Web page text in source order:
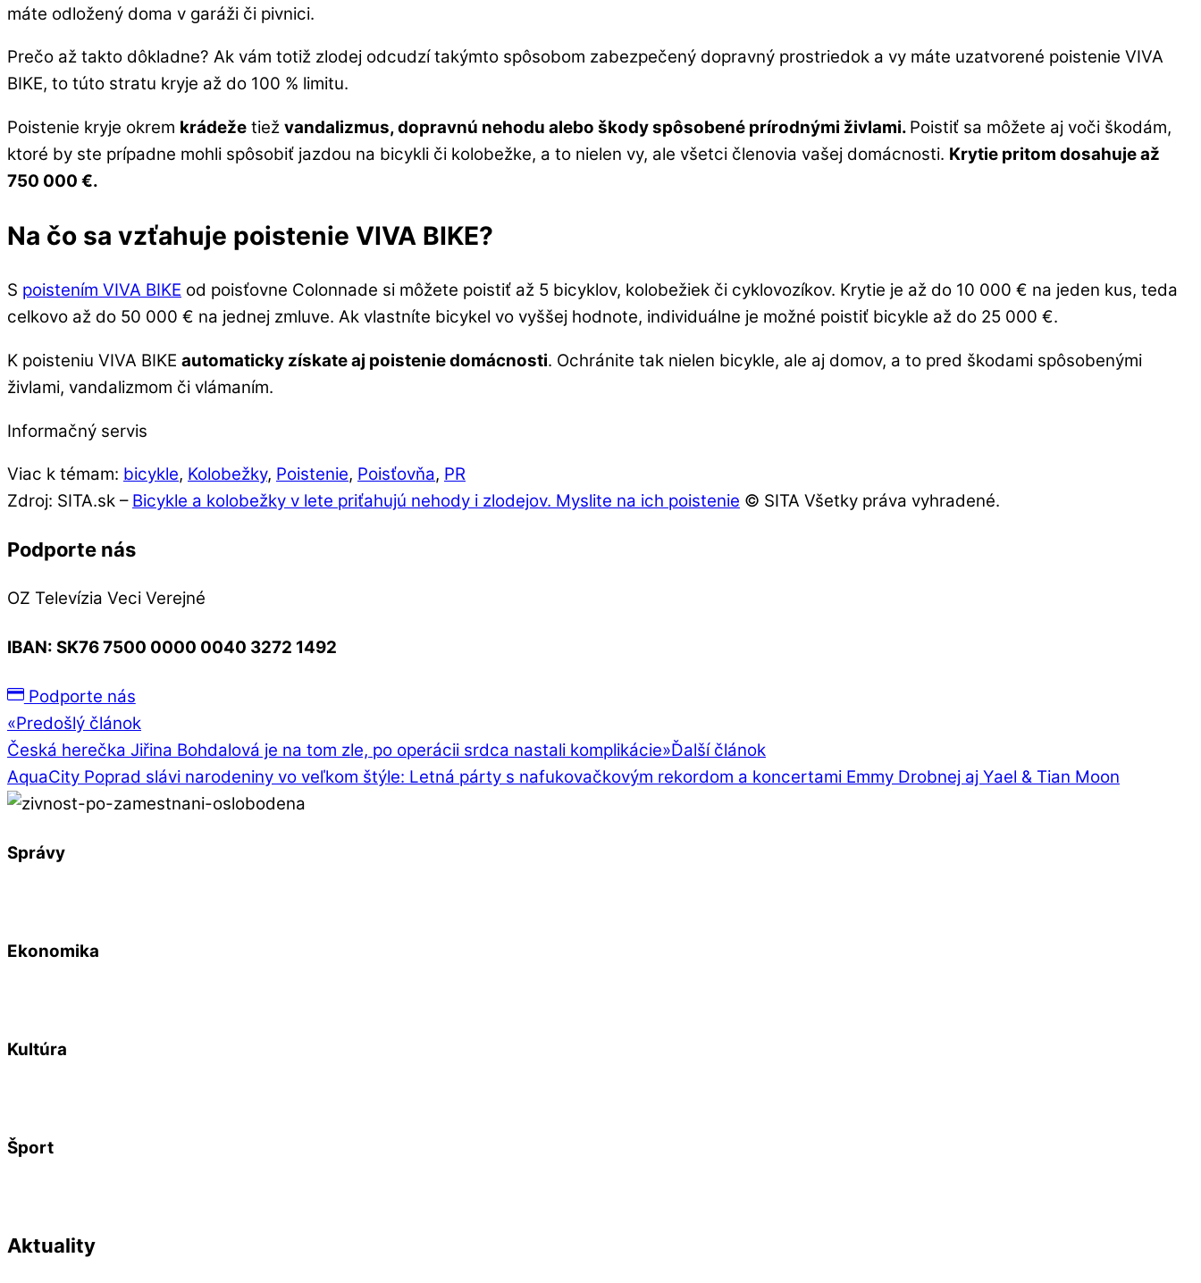
máte odložený doma v garáži či pivnici.
Prečo až takto dôkladne? Ak vám totiž zlodej odcudzí takýmto spôsobom zabezpečený dopravný prostriedok a vy máte uzatvorené poistenie VIVA
BIKE, to túto stratu kryje až do 100 % limitu.
Poistenie kryje okrem krádeže tiež vandalizmus, dopravnú nehodu alebo škody spôsobené prírodnými živlami. Poistiť sa môžete aj voči škodám,
ktoré by ste prípadne mohli spôsobiť jazdou na bicykli či kolobežke, a to nielen vy, ale všetci členovia vašej domácnosti. Krytie pritom dosahuje až
750 000 €.
Na čo sa vzťahuje poistenie VIVA BIKE?
S poistením VIVA BIKE od poisťovne Colonnade si môžete poistiť až 5 bicyklov, kolobežiek či cyklovozíkov. Krytie je až do 10 000 € na jeden kus, teda
celkovo až do 50 000 € na jednej zmluve. Ak vlastníte bicykel vo vyššej hodnote, individuálne je možné poistiť bicykle až do 25 000 €.
K poisteniu VIVA BIKE automaticky získate aj poistenie domácnosti. Ochránite tak nielen bicykle, ale aj domov, a to pred škodami spôsobenými
živlami, vandalizmom či vlámaním.
Informačný servis
Viac k témam: bicykle, Kolobežky, Poistenie, Poisťovňa, PR
Zdroj: SITA.sk – Bicykle a kolobežky v lete priťahujú nehody i zlodejov. Myslite na ich poistenie © SITA Všetky práva vyhradené.
Podporte nás
OZ Televízia Veci Verejné
IBAN: SK76 7500 0000 0040 3272 1492
Podporte nás
«Predošlý článok
Česká herečka Jiřina Bohdalová je na tom zle, po operácii srdca nastali komplikácie»Ďalší článok
AquaCity Poprad slávi narodeniny vo veľkom štýle: Letná párty s nafukovačkovým rekordom a koncertami Emmy Drobnej aj Yael & Tian Moon
Správy
Ekonomika
Kultúra
Šport
Aktuality